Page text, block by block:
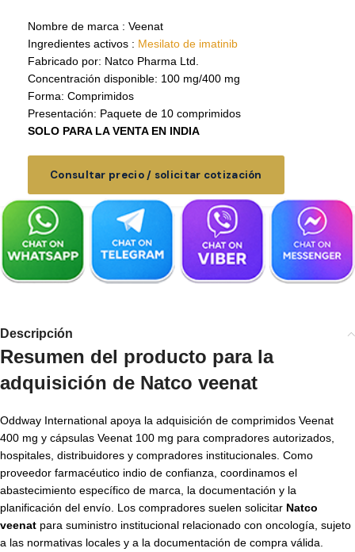
Nombre de marca : Veenat
Ingredientes activos : Mesilato de imatinib
Fabricado por: Natco Pharma Ltd.
Concentración disponible: 100 mg/400 mg
Forma: Comprimidos
Presentación: Paquete de 10 comprimidos
SOLO PARA LA VENTA EN INDIA
Consultar precio / solicitar cotización
Descripción
Resumen del producto para la
adquisición de Natco veenat
Oddway International apoya la adquisición de comprimidos Veenat
400 mg y cápsulas Veenat 100 mg para compradores autorizados,
hospitales, distribuidores y compradores institucionales. Como
proveedor farmacéutico indio de confianza, coordinamos el
abastecimiento específico de marca, la documentación y la
planificación del envío. Los compradores suelen solicitar Natco
veenat para suministro institucional relacionado con oncología, sujeto
a las normativas locales y a la documentación de compra válida.